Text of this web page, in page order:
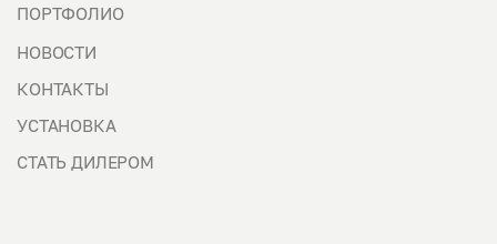
ПОРТФОЛИО
НОВОСТИ
КОНТАКТЫ
УСТАНОВКА
СТАТЬ ДИЛЕРОМ